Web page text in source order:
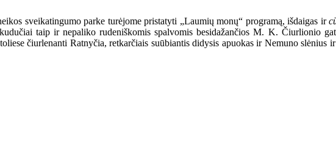
sveikatingumo parke turėjome pristatyti „Laumių monų“ programą, išdaigas ir
taip ir nepaliko rudeniškomis spalvomis besidažančios M. K. Čiurlionio
čiurlenanti Ratnyčia, retkarčiais suūbiantis didysis apuokas ir Nemuno slėnius